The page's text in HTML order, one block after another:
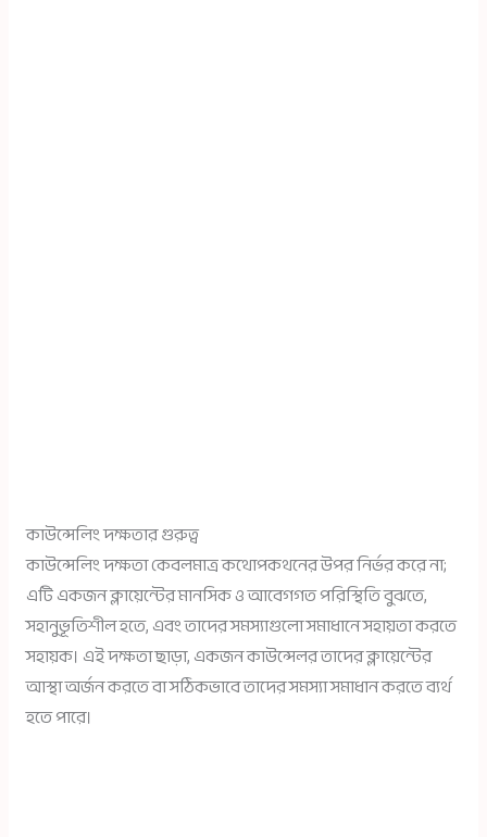
কাউন্সেলিং দক্ষতার গুরুত্ব
কাউন্সেলিং দক্ষতা কেবলমাত্র কথোপকথনের উপর নির্ভর করে না;
এটি একজন ক্লায়েন্টের মানসিক ও আবেগগত পরিস্থিতি বুঝতে,
সহানুভূতিশীল হতে, এবং তাদের সমস্যাগুলো সমাধানে সহায়তা করতে
সহায়ক। এই দক্ষতা ছাড়া, একজন কাউন্সেলর তাদের ক্লায়েন্টের
আস্থা অর্জন করতে বা সঠিকভাবে তাদের সমস্যা সমাধান করতে ব্যর্থ
হতে পারে।